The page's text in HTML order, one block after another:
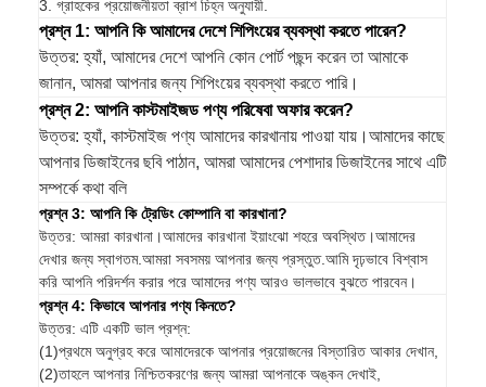
3. গ্রাহকের প্রয়োজনীয়তা ব্রাশ চিহ্ন অনুযায়ী.
প্রশ্ন 1: আপনি কি আমাদের দেশে শিপিংয়ের ব্যবস্থা করতে পারেন?
উত্তর: হ্যাঁ, আমাদের দেশে আপনি কোন পোর্ট পছন্দ করেন তা আমাকে
জানান, আমরা আপনার জন্য শিপিংয়ের ব্যবস্থা করতে পারি।
প্রশ্ন 2: আপনি কাস্টমাইজড পণ্য পরিষেবা অফার করেন?
উত্তর: হ্যাঁ, কাস্টমাইজ পণ্য আমাদের কারখানায় পাওয়া যায়।আমাদের কাছে
আপনার ডিজাইনের ছবি পাঠান, আমরা আমাদের পেশাদার ডিজাইনের সাথে এটি
সম্পর্কে কথা বলি
প্রশ্ন 3: আপনি কি ট্রেডিং কোম্পানি বা কারখানা?
উত্তর: আমরা কারখানা।আমাদের কারখানা ইয়াংঝো শহরে অবস্থিত।আমাদের
দেখার জন্য স্বাগতম.আমরা সবসময় আপনার জন্য প্রস্তুত.আমি দৃঢ়ভাবে বিশ্বাস
করি আপনি পরিদর্শন করার পরে আমাদের পণ্য আরও ভালভাবে বুঝতে পারবেন।
প্রশ্ন 4: কিভাবে আপনার পণ্য কিনতে?
উত্তর: এটি একটি ভাল প্রশ্ন:
(1)প্রথমে অনুগ্রহ করে আমাদেরকে আপনার প্রয়োজনের বিস্তারিত আকার দেখান,
(2)তাহলে আপনার নিশ্চিতকরণের জন্য আমরা আপনাকে অঙ্কন দেখাই,